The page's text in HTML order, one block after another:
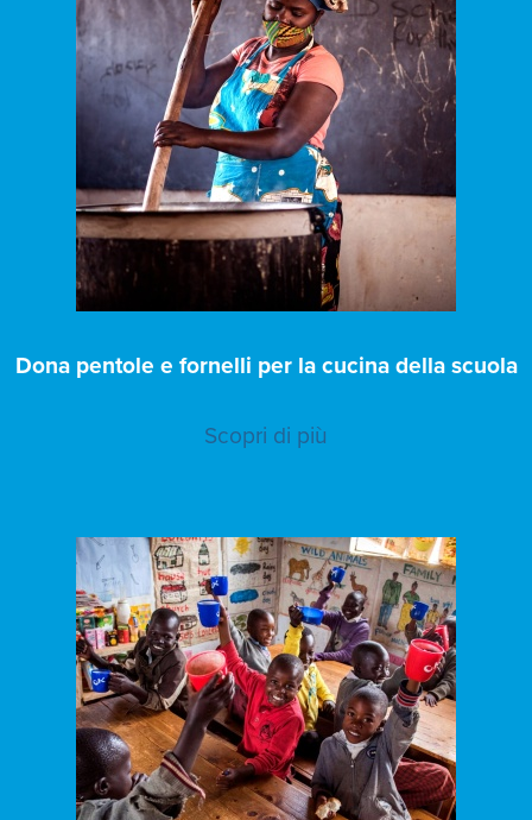
Dona pentole e fornelli per la cucina della scuola
Scopri di più